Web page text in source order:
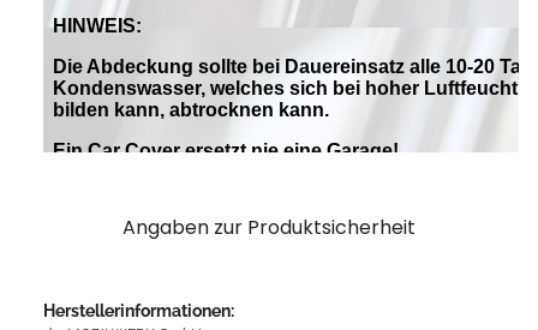
Angaben zur Produktsicherheit
Herstellerinformationen: